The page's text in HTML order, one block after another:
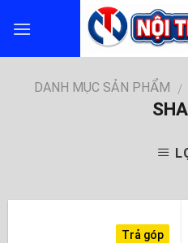
DANH MỤC SẢN PHẨM /
Trả góp